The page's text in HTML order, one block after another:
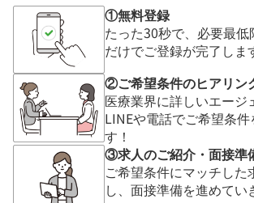
①無料登録
たった30秒で、必要最低
だけでご登録が完了しま
②ご希望条件のヒアリン
医療業界に詳しいエージ
LINEや電話でご希望条件
す！
③求人のご紹介・面接準
ご希望条件にマッチした
し、面接準備を進めてい